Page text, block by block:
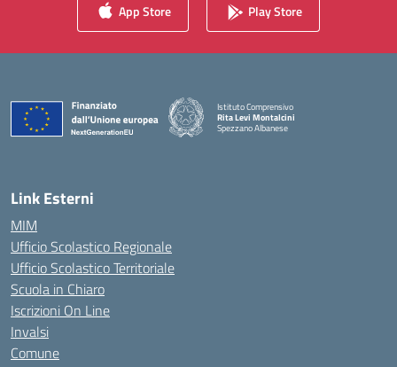
App Store Play Store
Istituto Comprensivo
Rita Levi Montalcini
Spezzano Albanese
— Visita la pagina iniziale della scuola
Link Esterni
MIM
Ufficio Scolastico Regionale
Ufficio Scolastico Territoriale
Scuola in Chiaro
Iscrizioni On Line
Invalsi
Comune